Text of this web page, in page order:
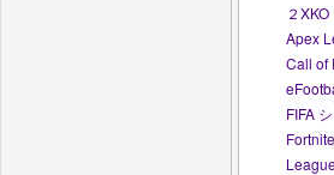
２XKO
Apex
Call of
FIFA
Fortnite